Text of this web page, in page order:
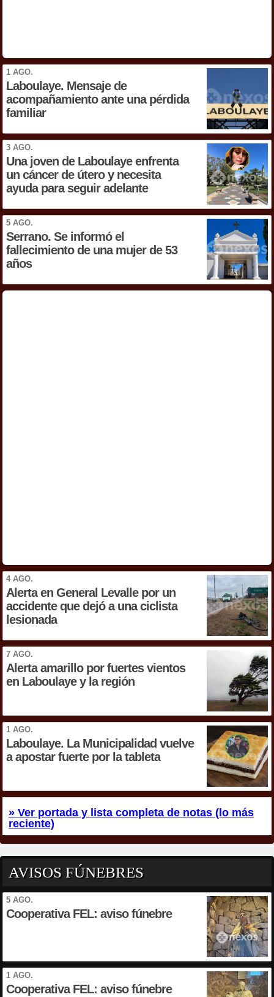
1 AGO.
Laboulaye. Mensaje de
acompañamiento ante una pérdida
familiar
3 AGO.
Una joven de Laboulaye enfrenta
un cáncer de útero y necesita
ayuda para seguir adelante
5 AGO.
Serrano. Se informó el
fallecimiento de una mujer de 53
años
4 AGO.
Alerta en General Levalle por un
accidente que dejó a una ciclista
lesionada
7 AGO.
Alerta amarillo por fuertes vientos
en Laboulaye y la región
1 AGO.
Laboulaye. La Municipalidad vuelve
a apostar fuerte por la tableta
» Ver portada y lista completa de notas (lo más
reciente)
AVISOS FÚNEBRES
5 AGO.
Cooperativa FEL: aviso fúnebre
1 AGO.
Cooperativa FEL: aviso fúnebre